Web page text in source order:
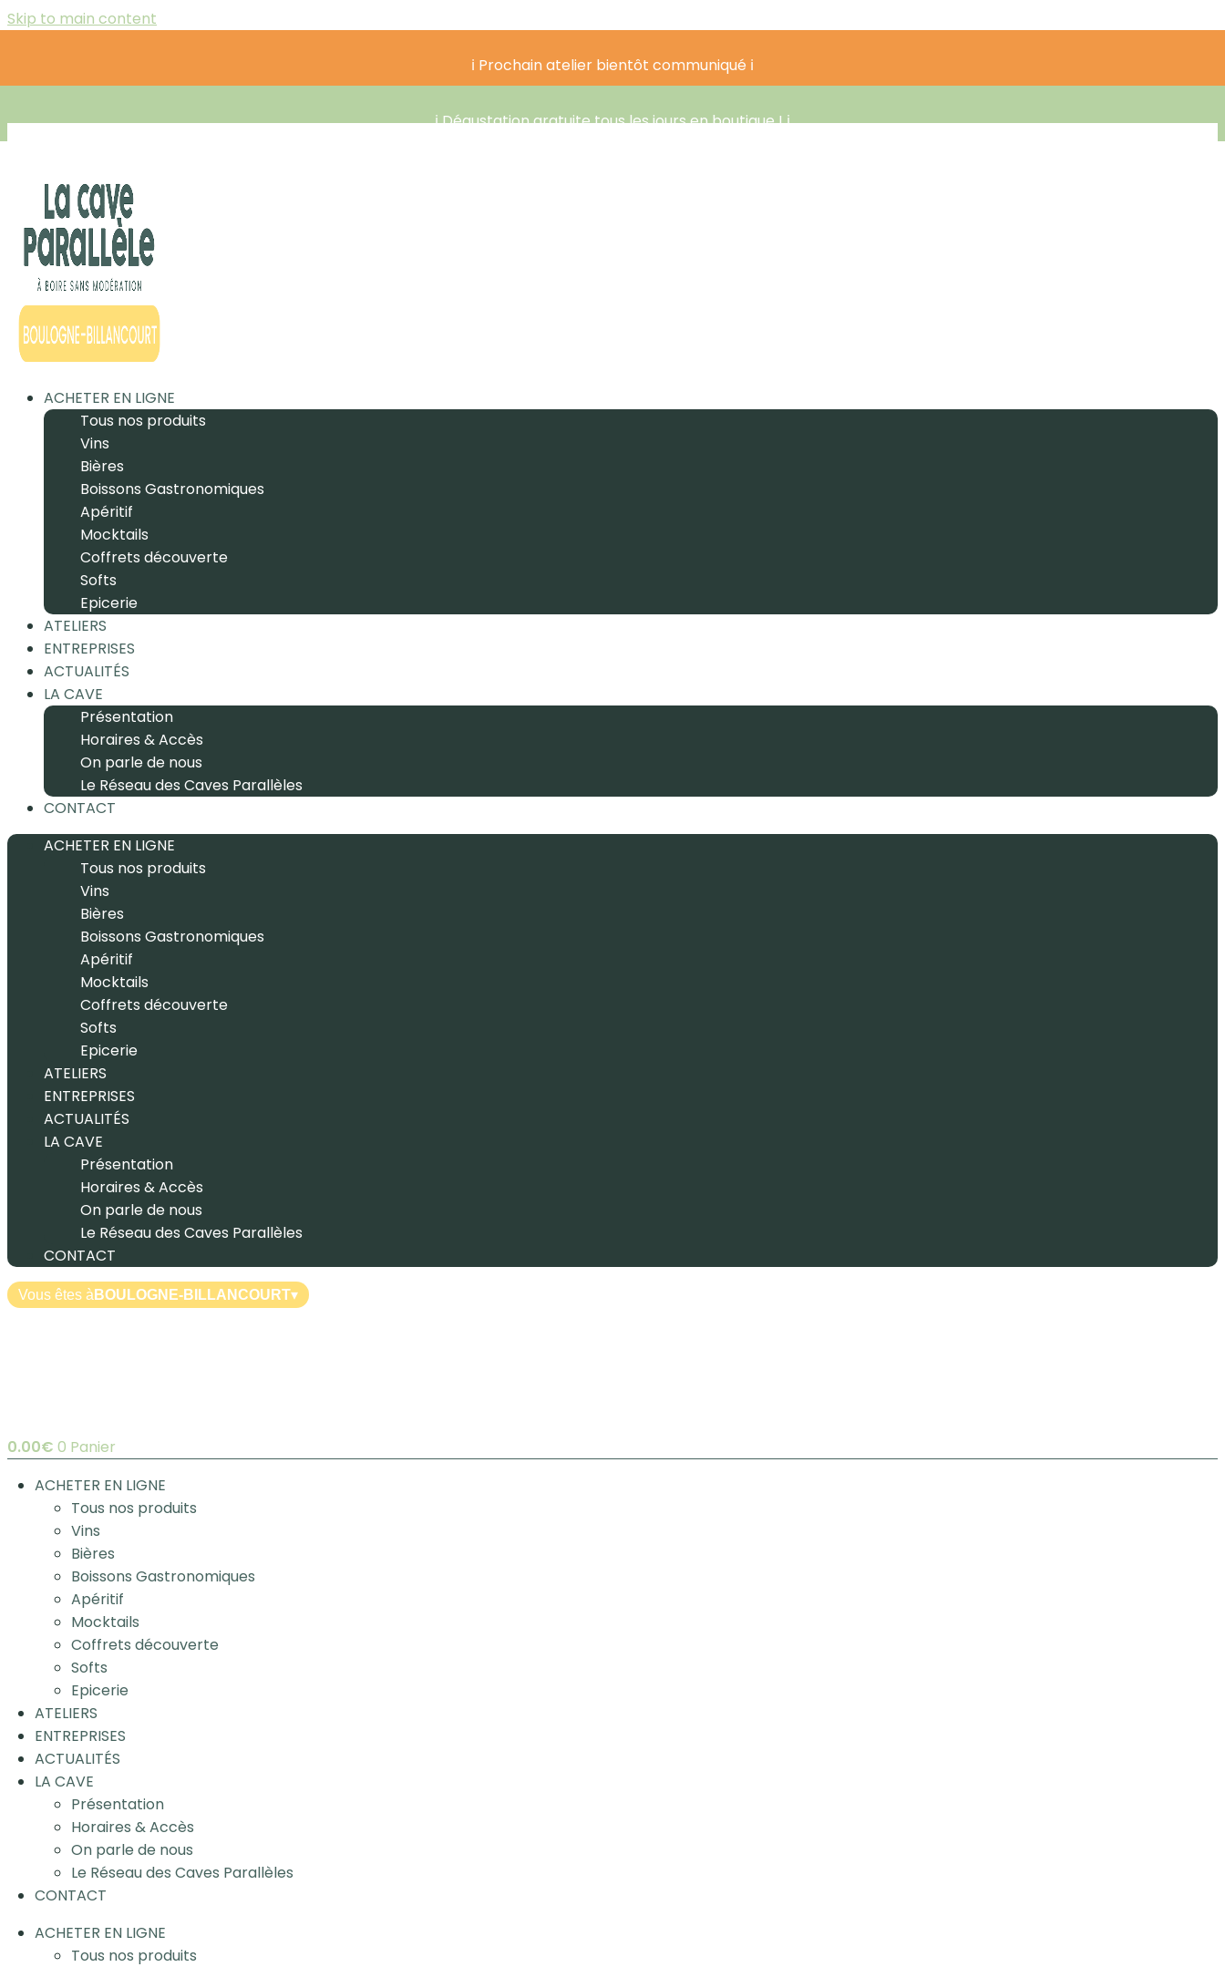
Skip to main content
ℹ️ Prochain atelier bientôt communiqué ℹ️
ℹ️ Dégustation gratuite tous les jours en boutique ! ℹ️
ACHETER EN LIGNE
Tous nos produits
Vins
Bières
Boissons Gastronomiques
Apéritif
Mocktails
Coffrets découverte
Softs
Epicerie
ATELIERS
ENTREPRISES
ACTUALITÉS
LA CAVE
Présentation
Horaires & Accès
On parle de nous
Le Réseau des Caves Parallèles
CONTACT
ACHETER EN LIGNE
Tous nos produits
Vins
Bières
Boissons Gastronomiques
Apéritif
Mocktails
Coffrets découverte
Softs
Epicerie
ATELIERS
ENTREPRISES
ACTUALITÉS
LA CAVE
Présentation
Horaires & Accès
On parle de nous
Le Réseau des Caves Parallèles
CONTACT
Vous êtes à BOULOGNE-BILLANCOURT▾
0.00€ 0 Panier
ACHETER EN LIGNE
Tous nos produits
Vins
Bières
Boissons Gastronomiques
Apéritif
Mocktails
Coffrets découverte
Softs
Epicerie
ATELIERS
ENTREPRISES
ACTUALITÉS
LA CAVE
Présentation
Horaires & Accès
On parle de nous
Le Réseau des Caves Parallèles
CONTACT
ACHETER EN LIGNE
Tous nos produits